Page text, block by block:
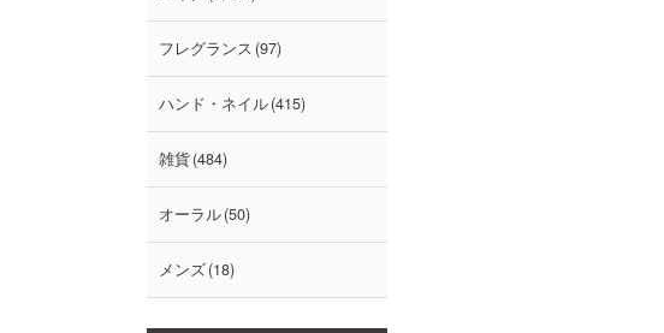
フレグランス 97
ハンド・ネイル 415
雑貨 484
オーラル 50
メンズ 18